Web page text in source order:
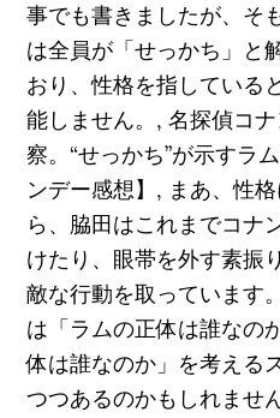
事でも書きましたが、そ
は全員が「せっかち」と
おり、性格を指している
能しません。, 名探偵コ
察。“せっかち”が示すラ
ンデー感想】, まあ、性
ら、脇田はこれまでコナ
けたり、眼帯を外す素振
敵な行動を取っています
は「ラムの正体は誰なの
体は誰なのか」を考える
つつあるのかもしれませ